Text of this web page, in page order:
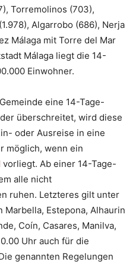
Torremolinos (703),
Algarrobo (686), Nerja
Málaga mit Torre del Mar
Málaga liegt die 14-
Einwohner.
eine 14-Tage-
überschreitet, wird diese
oder Ausreise in eine
möglich, wenn ein
vorliegt. Ab einer 14-Tage-
alle nicht
ruhen. Letzteres gilt unter
Estepona, Alhaurin
Coín, Casares, Manilva,
Uhr auch für die
genannten Regelungen